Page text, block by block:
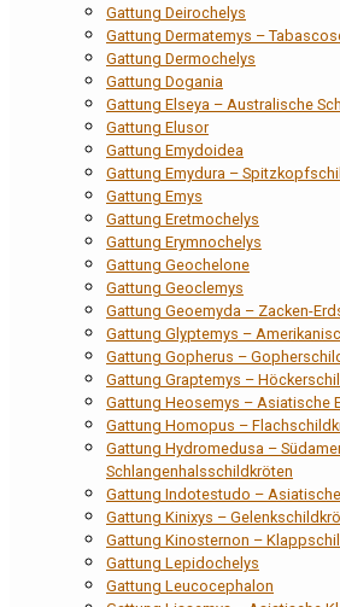
Gattung Deirochelys
Gattung Dermatemys –
Gattung Dermochelys
Gattung Dogania
Gattung Elseya – Australische
Gattung Elusor
Gattung Emydoidea
Gattung Emydura –
Gattung Emys
Gattung Eretmochelys
Gattung Erymnochelys
Gattung Geochelone
Gattung Geoclemys
Gattung Geoemyda – Zacken-
Gattung Glyptemys –
Gattung Gopherus –
Gattung Graptemys –
Gattung Heosemys – Asiatische
Gattung Homopus –
Gattung Hydromedusa –
Schlangenhalsschildkröten
Gattung Indotestudo –
Gattung Kinixys –
Gattung Kinosternon –
Gattung Lepidochelys
Gattung Leucocephalon